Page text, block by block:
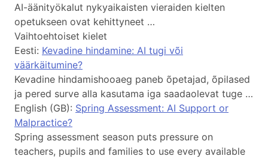
AI-äänityökalut nykyaikaisten vieraiden kielten
opetukseen ovat kehittyneet …
Vaihtoehtoiset kielet
Eesti: Kevadine hindamine: AI tugi või
väärkäitumine?
Kevadine hindamishooaeg paneb õpetajad, õpilased
ja pered surve alla kasutama iga saadaolevat tuge …
English (GB): Spring Assessment: AI Support or
Malpractice?
Spring assessment season puts pressure on
teachers, pupils and families to use every available